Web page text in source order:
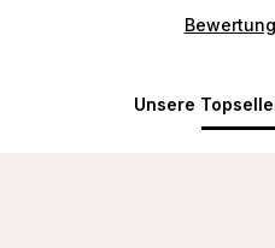
Unsere